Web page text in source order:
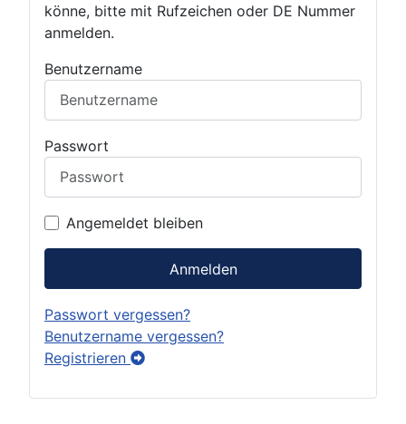
könne, bitte mit Rufzeichen oder DE Nummer
anmelden.
Benutzername
Passwort
Angemeldet bleiben
Anmelden
Passwort vergessen?
Benutzername vergessen?
Registrieren